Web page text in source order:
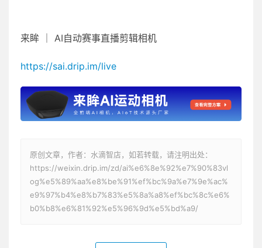
来眸 ｜ AI自动赛事直播剪辑相机
https://sai.drip.im/live
原创文章，作者：水滴智店，如若转载，请注明出处：
https://weixin.drip.im/zd/ai%e6%8e%92%e7%90%83vl
og%e5%89%aa%e8%be%91%ef%bc%9a%e7%9e%ac%
e9%97%b4%e8%b7%83%e5%8a%a8%ef%bc%8c%e6%
b0%b8%e6%81%92%e5%96%9d%e5%bd%a9/